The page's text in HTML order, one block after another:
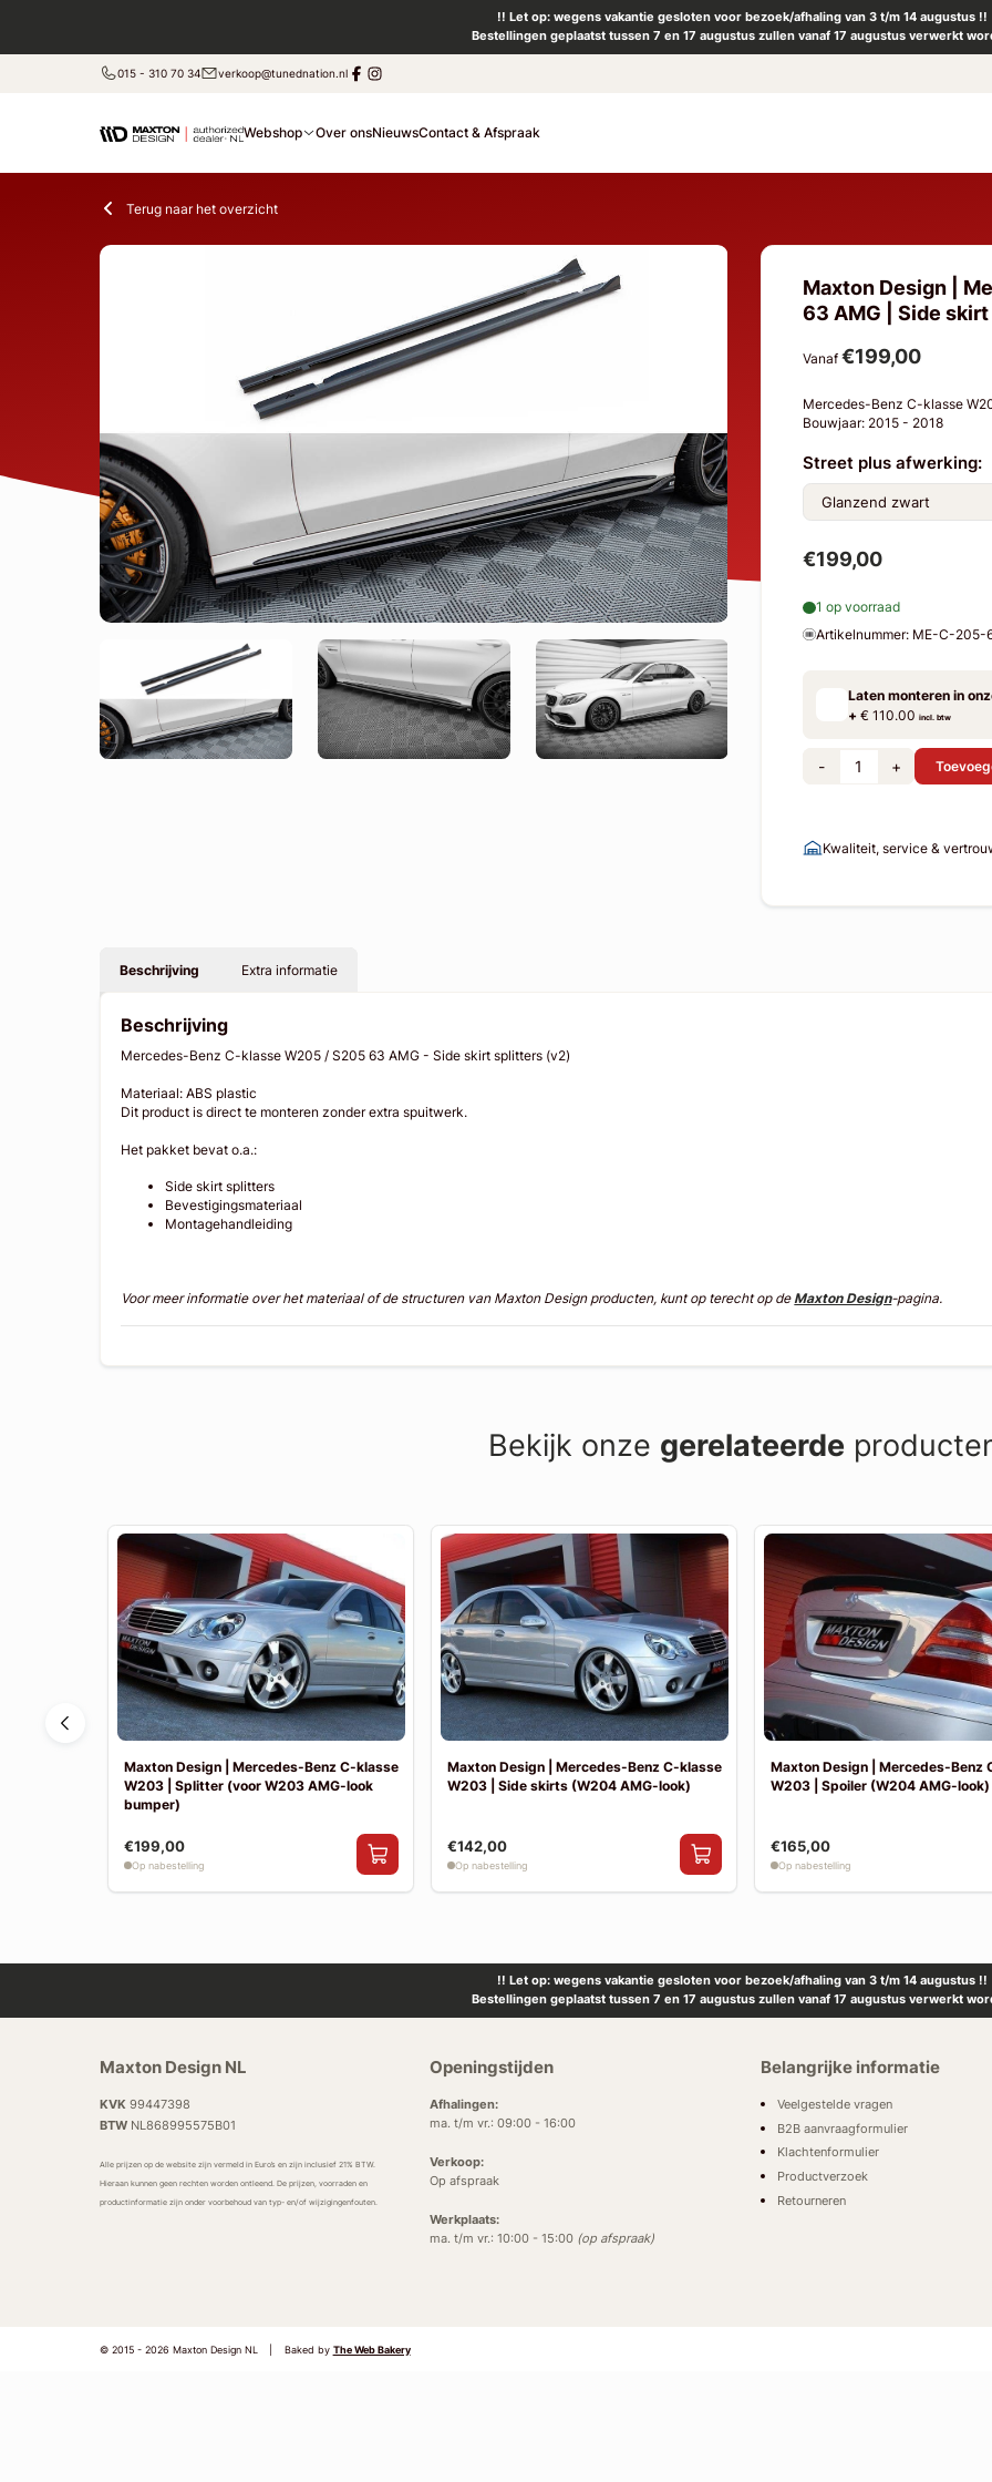
!! Let op: wegens vakantie gesloten voor bezoek/afhaling van 3 t/m 14 augustus !!
Bestellingen geplaatst tussen 7 en 17 augustus zullen vanaf 17 augustus verwerkt
015 - 310 70 34 verkoop@tunednation.nl
Webshop Over onsNieuwsContact & Afspraak
Terug naar het overzicht
Maxton Design |
63 AMG | Side
Vanaf €199,00
Mercedes-Benz C-klasse
Bouwjaar: 2015 - 2018
Street plus afwerking:
€199,00
1 op voorraad
Artikelnummer: ME-C-205-
Laten monteren in
+€ 110.00 incl. btw
- +
Kwaliteit, service &
Beschrijving Extra informatie
Beschrijving
Mercedes-Benz C-klasse W205 / S205 63 AMG - Side skirt splitters (v2)
Materiaal: ABS plastic
Dit product is direct te monteren zonder extra spuitwerk.
Het pakket bevat o.a.:
Side skirt splitters
Bevestigingsmateriaal
Montagehandleiding
Voor meer informatie over het materiaal of de structuren van Maxton Design producten, kunt op terecht op deMaxton Design-pagina.
Bekijk onze gerelateerde
Maxton Design | Mercedes-Benz C-klasse
W203 | Splitter (voor W203 AMG-look
bumper)
€199,00
Op nabestelling
Maxton Design | Mercedes-Benz C-klasse
W203 | Side skirts (W204 AMG-look)
€142,00
Op nabestelling
Maxton Design | Mercedes-Benz
W203 | Spoiler (W204 AMG-look)
€165,00
Op nabestelling
!! Let op: wegens vakantie gesloten voor bezoek/afhaling van 3 t/m 14 augustus !!
Bestellingen geplaatst tussen 7 en 17 augustus zullen vanaf 17 augustus verwerkt
Maxton Design NL
KVK 99447398
BTWNL868995575B01
Alle prijzen op de website zijn vermeld in Euro’s en zijn inclusief 21% BTW.
Hieraan kunnen geen rechten worden ontleend. De prijzen, voorraden en
productinformatie zijn onder voorbehoud van typ- en/of wijzigingenfouten.
Openingstijden
Afhalingen:
ma. t/m vr.: 09:00 - 16:00
Verkoop:
Op afspraak
Werkplaats:
ma. t/m vr.: 10:00 - 15:00 (op afspraak)
Belangrijke informatie
Veelgestelde vragen
B2B aanvraagformulier
Klachtenformulier
Productverzoek
Retourneren
© 2015 - 2026 Maxton Design NL Baked by The Web Bakery